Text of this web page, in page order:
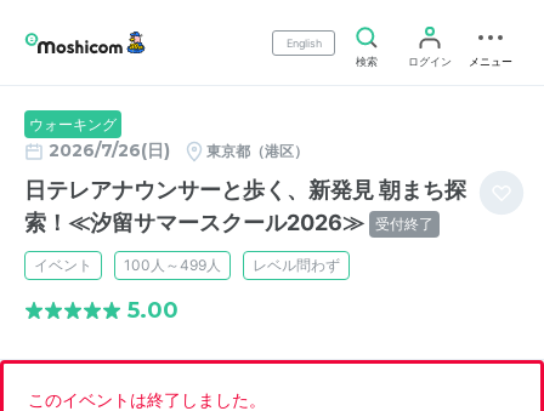
English
検索
ログイン メニュー
ウォーキング
2026/7/26(日) 東京都（港区）
日テレアナウンサーと歩く、新発見 朝まち探
索！≪汐留サマースクール2026≫ 受付終了
イベント 100人～499人 レベル問わず
5.00
このイベントは終了しました。